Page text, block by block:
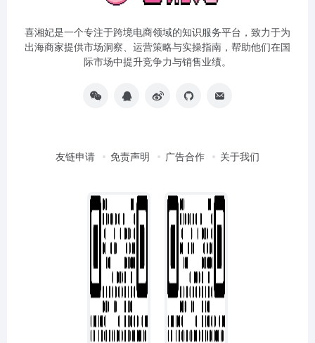
喜湘妃是一个专注于跨境电商领域的知识服务平台，致力于为
出海商家提供市场洞察、运营策略与实操指南，帮助他们在国
际市场中提升竞争力与销售业绩。
友链申请 免责声明 广告合作 关于我们